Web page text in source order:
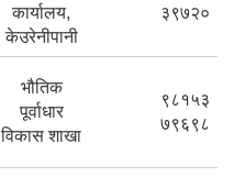
कार्यालय,
केउरेनीपानी
३९७२०
भौतिक
पूर्वाधार
विकास शाखा
९८१५३
७९६९८